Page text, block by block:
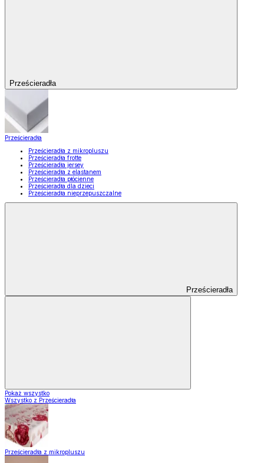
Prześcieradła
Prześcieradła
Prześcieradła z mikropluszu
Prześcieradła frotte
Prześcieradła jersey
Prześcieradła z elastanem
Prześcieradła płócienne
Prześcieradła dla dzieci
Prześcieradła nieprzepuszczalne
Prześcieradła
Pokaż wszystko
Wszystko z Prześcieradła
Prześcieradła z mikropluszu